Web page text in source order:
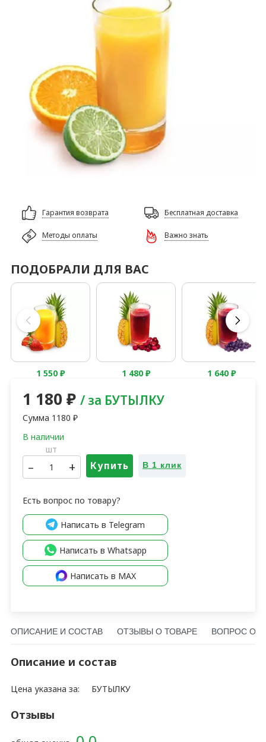
Гарантия возврата Бесплатная доставка
Методы оплаты Важно знать
ПОДОБРАЛИ ДЛЯ ВАС
1 550₽ 1 480₽ 1 640₽
1 180 ₽ / за БУТЫЛКУ
Сумма 1180 ₽
шт
– + Купить В 1 клик
Есть вопрос по товару?
Написать в Telegram
Написать в Whatsapp
Написать в MAX
ОПИСАНИЕ И СОСТАВ ОТЗЫВЫ О ТОВАРЕ ВОПРОС О
Описание и состав
Цена указана за: БУТЫЛКУ
Отзывы